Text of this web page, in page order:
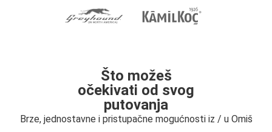
Što možeš
očekivati od svog
putovanja
Brze, jednostavne i pristupačne mogućnosti iz / u Omiš